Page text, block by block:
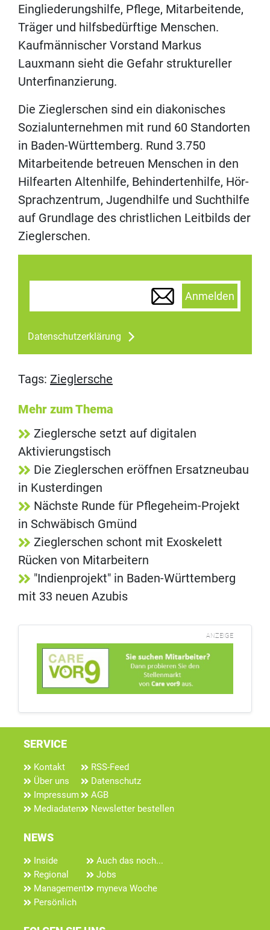
Eingliederungshilfe, Pflege, Mitarbeitende,
Träger und hilfsbedürftige Menschen.
Kaufmännischer Vorstand Markus
Lauxmann sieht die Gefahr struktureller
Unterfinanzierung.
Die Zieglerschen sind ein diakonisches
Sozialunternehmen mit rund 60 Standorten
in Baden-Württemberg. Rund 3.750
Mitarbeitende betreuen Menschen in den
Hilfearten Altenhilfe, Behindertenhilfe, Hör-
Sprachzentrum, Jugendhilfe und Suchthilfe
auf Grundlage des christlichen Leitbilds der
Zieglerschen.
Anmelden
Datenschutzerklärung
Tags: Zieglersche
Mehr zum Thema
Zieglersche setzt auf digitalen
Aktivierungstisch
Die Zieglerschen eröffnen Ersatzneubau
in Kusterdingen
Nächste Runde für Pflegeheim-Projekt
in Schwäbisch Gmünd
Zieglerschen schont mit Exoskelett
Rücken von Mitarbeitern
"Indienprojekt" in Baden-Württemberg
mit 33 neuen Azubis
ANZEIGE
SERVICE
Kontakt
Über uns
Impressum
Mediadaten
RSS-Feed
Datenschutz
AGB
Newsletter bestellen
NEWS
Inside
Regional
Management
Persönlich
Auch das noch...
Jobs
myneva Woche